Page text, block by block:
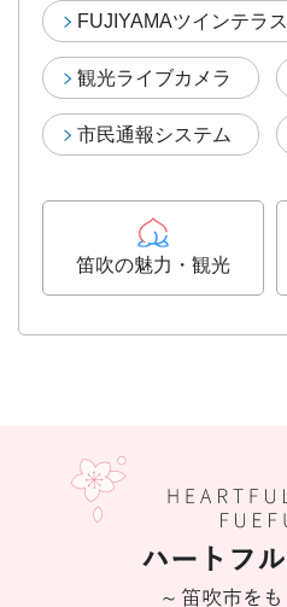
FUJIYAMAツインテラス
観光ライブカメラ
市民通報システム
笛吹の魅力・観光